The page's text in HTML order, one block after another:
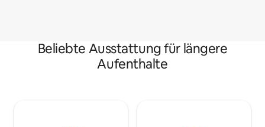
Beliebte Ausstattung für längere
Aufenthalte